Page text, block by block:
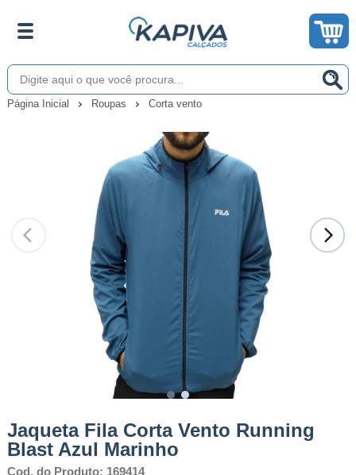
Página Inicial Roupas Corta vento
Jaqueta Fila Corta Vento Running
Blast Azul Marinho
Cod. do Produto: 169414